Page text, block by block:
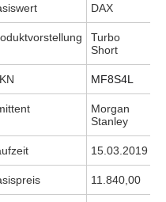
DAX
Turbo
Short
MF8S4L
Morgan
Stanley
15.03.2019
11.840,00